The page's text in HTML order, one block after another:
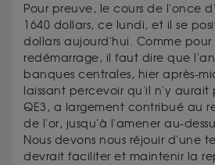
Pour preuve, le cours de l'once
1640 dollars, ce lundi, et il se
dollars aujourd'hui. Comme
redémarrage, il faut dire que
banques centrales, hier après-
laissant percevoir qu'il n'y
QE3, a largement contribué au
de l'or, jusqu'à l'amener au-
Nous devons nous réjouir d'une
devrait faciliter et maintenir la